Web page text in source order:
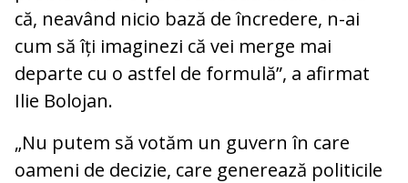
că, neavând nicio bază de încredere, n-ai
cum să îți imaginezi că vei merge mai
departe cu o astfel de formulă”, a afirmat
Ilie Bolojan.
„Nu putem să votăm un guvern în care
oameni de decizie, care generează politicile